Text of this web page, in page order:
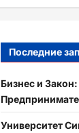
Последние
Бизнес и
Университет